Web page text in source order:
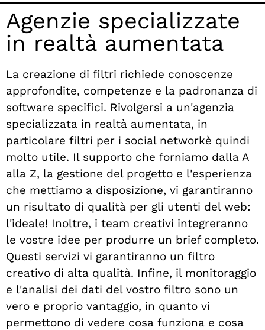
Agenzie specializzate
in realtà aumentata
La creazione di filtri richiede conoscenze
approfondite, competenze e la padronanza di
software specifici. Rivolgersi a un'agenzia
specializzata in realtà aumentata, in
particolare filtri per i social networkè quindi
molto utile. Il supporto che forniamo dalla A
alla Z, la gestione del progetto e l'esperienza
che mettiamo a disposizione, vi garantiranno
un risultato di qualità per gli utenti del web:
l'ideale! Inoltre, i team creativi integreranno
le vostre idee per produrre un brief completo.
Questi servizi vi garantiranno un filtro
creativo di alta qualità. Infine, il monitoraggio
e l'analisi dei dati del vostro filtro sono un
vero e proprio vantaggio, in quanto vi
permettono di vedere cosa funziona e cosa